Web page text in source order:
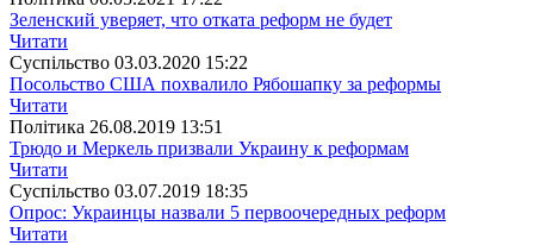
Зеленский уверяет, что отката реформ не будет
Читати
Суспiльство 03.03.2020 15:22
Посольство США похвалило Рябошапку за реформы
Читати
Полiтика 26.08.2019 13:51
Трюдо и Меркель призвали Украину к реформам
Читати
Суспiльство 03.07.2019 18:35
Опрос: Украинцы назвали 5 первоочередных реформ
Читати